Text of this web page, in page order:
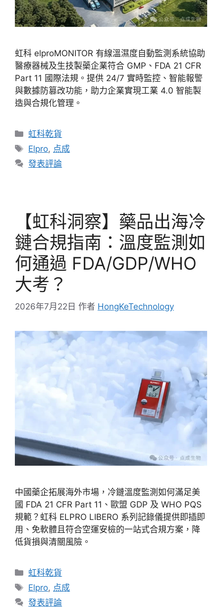
虹科 elproMONITOR 有線溫濕度自動監測系統協助
醫療器械及生技製藥企業符合 GMP、FDA 21 CFR
Part 11 國際法規。提供 24/7 實時監控、智能報警
與數據防篡改功能，助力企業實現工業 4.0 智能製
造與合規化管理。
虹科乾貨
Elpro, 点成
發表評論
【虹科洞察】藥品出海冷
鏈合規指南：溫度監測如
何通過 FDA/GDP/WHO
大考？
2026年7月22日 作者 HongKeTechnology
中國藥企拓展海外市場，冷鏈溫度監測如何滿足美
國 FDA 21 CFR Part 11、歐盟 GDP 及 WHO PQS
規範？虹科 ELPRO LIBERO 系列記錄儀提供即插即
用、免軟體且符合空運安檢的一站式合規方案，降
低貨損與清關風險。
虹科乾貨
Elpro, 点成
發表評論